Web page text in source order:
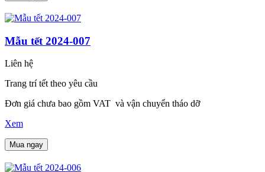
Mẫu tết 2024-007
Liên hệ
Trang trí tết theo yêu cầu
Đơn giá chưa bao gồm VAT và vận chuyển tháo dỡ
Xem
Mua ngay